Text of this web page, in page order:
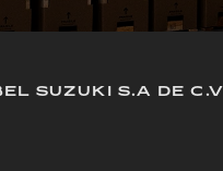
SUZUKI S.A DE C.V